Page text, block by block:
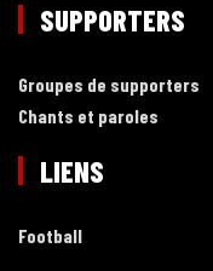
SUPPORTERS
Groupes de supporters
Chants et paroles
LIENS
Football